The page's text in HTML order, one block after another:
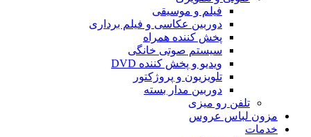
فیلم و موسیقی
دوربین عکاسی و فیلم برداری
پخش کننده همراه
سیستم صوتی خانگی
ویدیو و پخش کننده DVD
تلویزیون و پروژکتور
دوربین مدار بسته
تلفن رو میزی
مزون لباس عروس
خدمات